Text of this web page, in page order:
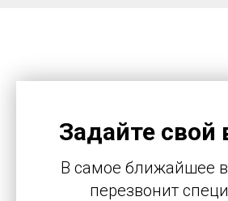
Задайте свой
В самое ближайшее
перезвонит